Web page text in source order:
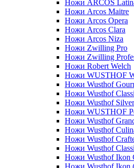
Ножи ARCOS
Ножи Arcos Maitre
Ножи Arcos Opera
Ножи Arcos Clara
Ножи Arcos Niza
Ножи Zwilling Pro
Ножи Zwilling
Ножи Robert Welch
Ножи WUSTHOF
Ножи Wusthof
Ножи Wusthof
Ножи Wusthof
Ножи WUSTHOF
Ножи Wusthof
Ножи Wusthof
Ножи Wusthof
Ножи Wusthof
Ножи Wusthof Ikon
Ножи Wusthof Ikon